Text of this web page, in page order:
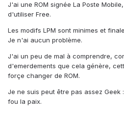
J'ai une ROM signée La Poste
d'utiliser Free.
Les modifs LPM sont minimes et
Je n'ai aucun problème.
J'ai un peu de mal à comprendre,
d'emerdements que cela génère,
forçe changer de ROM.
Je ne suis peut être pas assez Geek
fou la paix.